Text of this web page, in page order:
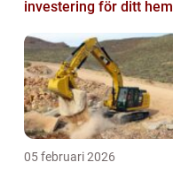
investering för ditt hem
05 februari 2026